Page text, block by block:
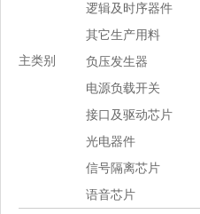
主类别
逻辑及时序器件
其它生产用料
负压发生器
电源负载开关
接口及驱动芯片
光电器件
信号隔离芯片
语音芯片